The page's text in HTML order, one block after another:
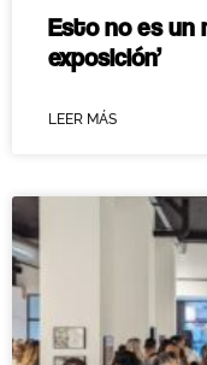
Esto no es un
exposición’
LEER MÁS